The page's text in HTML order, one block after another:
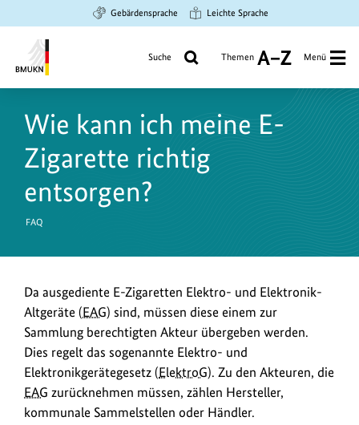
Hauptinhalt
springen
Suche
springen
Hauptnavigation
springen
Gebärdensprache Leichte Sprache
Umwelt,
Naturschutz
nukleare
Sicherheit
Suche Themen
A
Z
Menü
Wie kann ich meine E-
Zigarette richtig
entsorgen?
FAQ
Da ausgediente E-Zigaretten Elektro- und Elektronik-
Altgeräte (EAG) sind, müssen diese einem zur
Sammlung berechtigten Akteur übergeben werden.
Dies regelt das sogenannte Elektro- und
Elektronikgerätegesetz (ElektroG). Zu den Akteuren, die
EAG zurücknehmen müssen, zählen Hersteller,
kommunale Sammelstellen oder Händler.